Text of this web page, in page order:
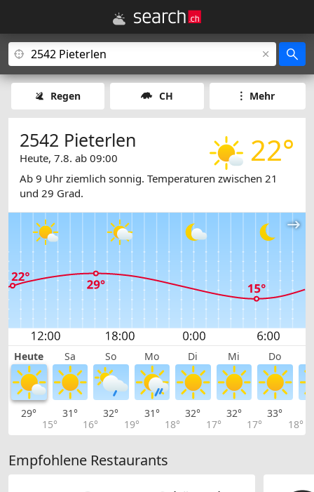
Regen CH Mehr
22°
2542 Pieterlen
Heute, 7.8. ab 09:00
Ab 9 Uhr ziemlich sonnig. Temperaturen zwischen 21
und 29 Grad.
Heute Sa So Mo Di Mi Do
29°
15°
31°
16°
32°
19°
31°
18°
32°
17°
32°
17°
33°
18°
Empfohlene Restaurants